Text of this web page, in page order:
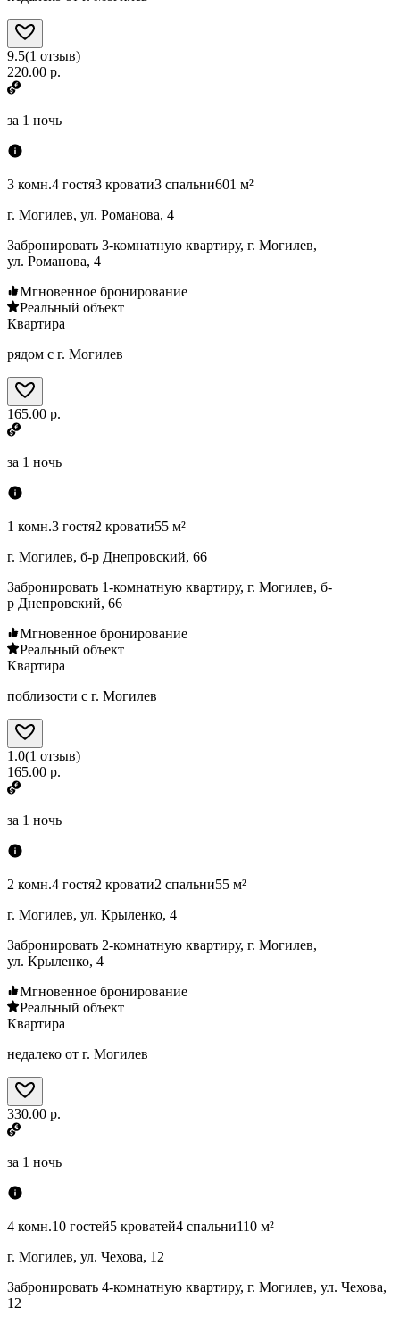
9.5(1 отзыв)
220.00 р.
за 1 ночь
3 комн.4 гостя3 кровати3 спальни601 м²
г. Могилев, ул. Романова, 4
Забронировать 3-комнатную квартиру, г. Могилев,
ул. Романова, 4
Мгновенное бронирование
Реальный объект
Квартира
рядом с г. Могилев
165.00 р.
за 1 ночь
1 комн.3 гостя2 кровати55 м²
г. Могилев, б-р Днепровский, 66
Забронировать 1-комнатную квартиру, г. Могилев, б-
р Днепровский, 66
Мгновенное бронирование
Реальный объект
Квартира
поблизости с г. Могилев
1.0(1 отзыв)
165.00 р.
за 1 ночь
2 комн.4 гостя2 кровати2 спальни55 м²
г. Могилев, ул. Крыленко, 4
Забронировать 2-комнатную квартиру, г. Могилев,
ул. Крыленко, 4
Мгновенное бронирование
Реальный объект
Квартира
недалеко от г. Могилев
330.00 р.
за 1 ночь
4 комн.10 гостей5 кроватей4 спальни110 м²
г. Могилев, ул. Чехова, 12
Забронировать 4-комнатную квартиру, г. Могилев, ул. Чехова,
12